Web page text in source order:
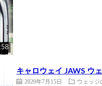
キャロウェイ JAWS ウ
2020年7月15日 ウェッジ